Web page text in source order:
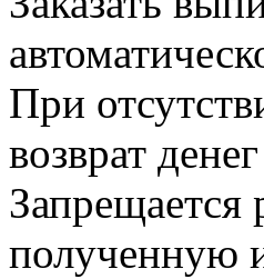
При
возврат
Запрещается
полученную